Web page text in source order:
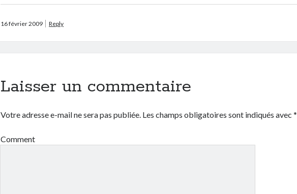
16 février 2009 Reply
Laisser un commentaire
Votre adresse e-mail ne sera pas publiée. Les champs obligatoires sont indiqués avec*
Comment